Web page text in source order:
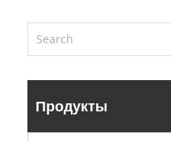
Продукты